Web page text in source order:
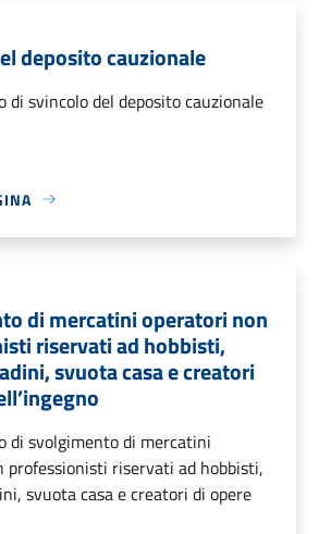
deposito cauzionale
di svincolo del deposito cauzionale
di mercatini operatori non
riservati ad hobbisti,
svuota casa e creatori
di svolgimento di mercatini
professionisti riservati ad hobbisti,
svuota casa e creatori di opere